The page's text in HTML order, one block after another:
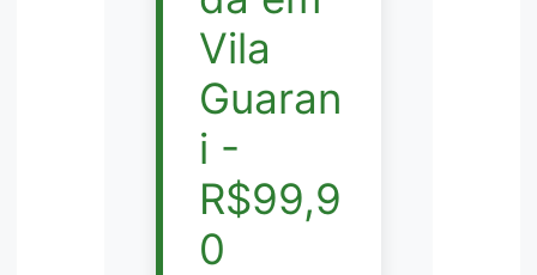
Vila
Guaran
i -
R$99,9
0